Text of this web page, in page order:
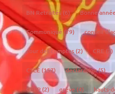
BN Retraités(6) Bonne
Communiqué (79) conseil
cour des comptes(2) CRE(2)
CSEE(157) declaration(5)
GEPP(2) grève (4) hauts-